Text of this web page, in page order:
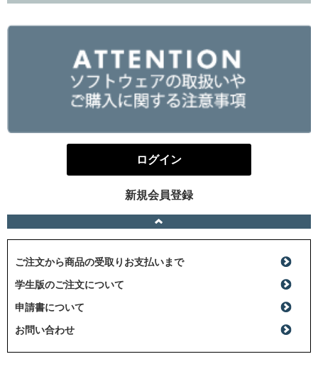
ログイン
新規会員登録
ご注文から商品の受取りお支払いまで
学生版のご注文について
申請書について
お問い合わせ